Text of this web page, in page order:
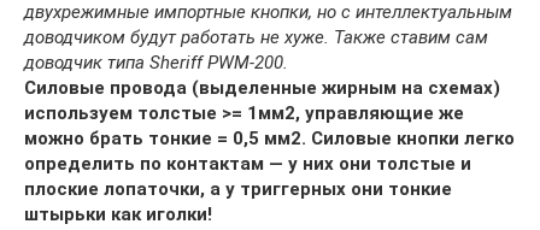
двухрежимные импортные кнопки, но с интеллектуальным
доводчиком будут работать не хуже. Также ставим сам
доводчик типа Sheriff PWM-200.
Силовые провода (выделенные жирным на схемах)
используем толстые >= 1мм2, управляющие же
можно брать тонкие = 0,5 мм2. Силовые кнопки легко
определить по контактам — у них они толстые и
плоские лопаточки, а у триггерных они тонкие
штырьки как иголки!